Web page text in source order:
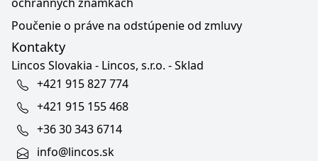
Poučenie o práve na odstúpenie od zmluvy
Kontakty
Lincos Slovakia - Lincos, s.r.o. - Sklad
+421 915 827 774
+421 915 155 468
+36 30 343 6714
info@lincos.sk